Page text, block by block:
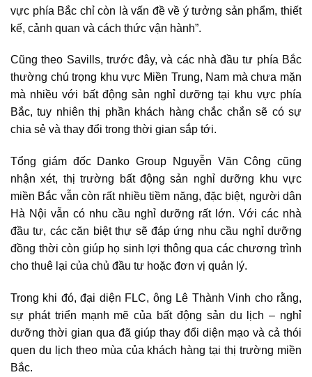
vực phía Bắc chỉ còn là vấn đề về ý tưởng sản phẩm, thiết
kế, cảnh quan và cách thức vận hành”.
Cũng theo Savills, trước đây, và các nhà đầu tư phía Bắc
thường chú trọng khu vực Miền Trung, Nam mà chưa mặn
mà nhiều với bất động sản nghỉ dưỡng tại khu vực phía
Bắc, tuy nhiên thị phần khách hàng chắc chắn sẽ có sự
chia sẻ và thay đổi trong thời gian sắp tới.
Tổng giám đốc Danko Group Nguyễn Văn Công cũng
nhận xét, thị trường bất động sản nghỉ dưỡng khu vực
miền Bắc vẫn còn rất nhiều tiềm năng, đặc biệt, người dân
Hà Nội vẫn có nhu cầu nghỉ dưỡng rất lớn. Với các nhà
đầu tư, các căn biệt thự sẽ đáp ứng nhu cầu nghỉ dưỡng
đồng thời còn giúp họ sinh lợi thông qua các chương trình
cho thuê lại của chủ đầu tư hoặc đơn vị quản lý.
Trong khi đó, đại diện FLC, ông Lê Thành Vinh cho rằng,
sự phát triển mạnh mẽ của bất động sản du lịch – nghỉ
dưỡng thời gian qua đã giúp thay đổi diện mạo và cả thói
quen du lịch theo mùa của khách hàng tại thị trường miền
Bắc.